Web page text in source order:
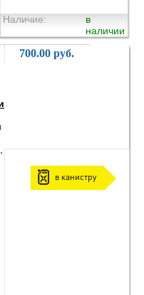
Наличие:
в
наличии
700.00 руб.
в канистру